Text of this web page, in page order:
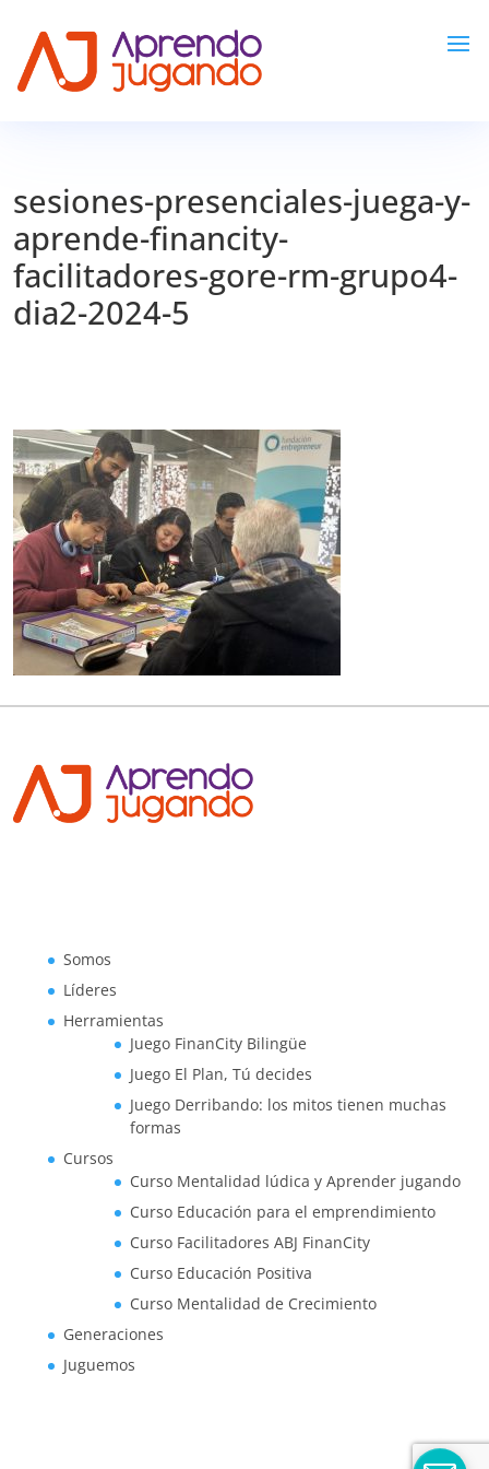
sesiones-presenciales-juega-y-
aprende-financity-
facilitadores-gore-rm-grupo4-
dia2-2024-5
Somos
Líderes
Herramientas
Juego FinanCity Bilingüe
Juego El Plan, Tú decides
Juego Derribando: los mitos tienen muchas
formas
Cursos
Curso Mentalidad lúdica y Aprender jugando
Curso Educación para el emprendimiento
Curso Facilitadores ABJ FinanCity
Curso Educación Positiva
Curso Mentalidad de Crecimiento
Generaciones
Juguemos